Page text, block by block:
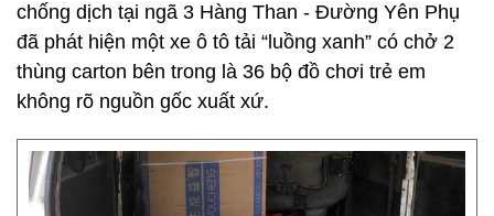
chống dịch tại ngã 3 Hàng Than - Đường Yên Phụ
đã phát hiện một xe ô tô tải “luồng xanh” có chở 2
thùng carton bên trong là 36 bộ đồ chơi trẻ em
không rõ nguồn gốc xuất xứ.